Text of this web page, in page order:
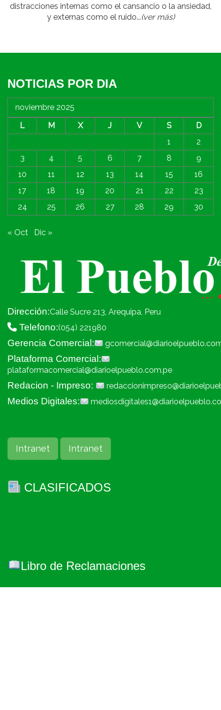
distracciones internas como el cansancio o la ansiedad,
y externas como el ruido...(ver más)
NOTICIAS POR DIA
noviembre 2025
L
M X J V S
D
1
2
3
4 5 6 7 8
9
10
11 12 13 14 15
16
17
18 19 20 21 22
23
24
25 26 27 28 29 30
« Oct Dic »
Dirección:Calle Sucre 213, Arequipa, Peru
Telefono:(054) 221980
Gerencia Comercial:
Plataforma Comercial:
plataformacomercial@diarioelpueblo.com.pe
Redacion - Impreso:
Medios Digitales:
Intranet Intranet
CLASIFICADOS
Libro de Reclamaciones